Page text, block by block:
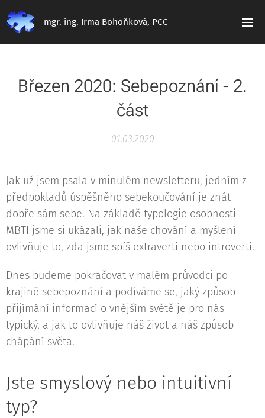
mgr. ing. Irma Bohoňková, PCC
Březen 2020: Sebepoznání - 2.
část
01.03.2020
Jak už jsem psala v minulém newsletteru, jedním z
předpokladů úspěšněho sebekoučování je znát
dobře sám sebe. Na základě typologie osobnosti
MBTI jsme si ukázali, jak naše chování a myšlení
ovlivňuje to, zda jsme spíš extraverti nebo introverti.
Dnes budeme pokračovat v malém průvodci po
krajině sebepoznání a podíváme se, jaký způsob
přijímání informací o vnějším světě je pro nás
typický, a jak to ovlivňuje náš život a náš způsob
chápání světa.
Jste smyslový nebo intuitivní
typ?